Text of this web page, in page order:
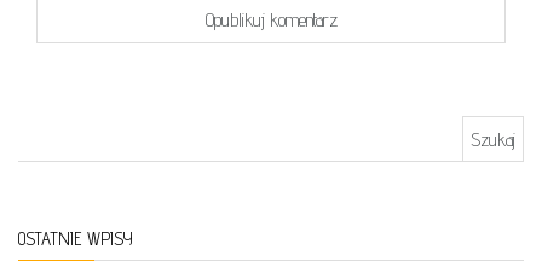
OSTATNIE WPISY